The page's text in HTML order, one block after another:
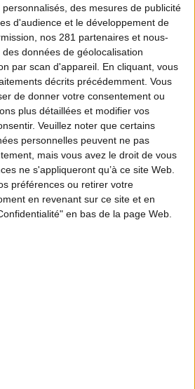
des mesures de publicité
d'audience et le développement de
nos 281 partenaires et nous-
données de géolocalisation
par scan d'appareil. En cliquant, vous
décrits précédemment. Vous
de donner votre consentement ou
plus détaillées et modifier vos
Veuillez noter que certains
personnelles peuvent ne pas
mais vous avez le droit de vous
ne s'appliqueront qu’à ce site Web.
préférences ou retirer votre
en revenant sur ce site et en
en bas de la page Web.